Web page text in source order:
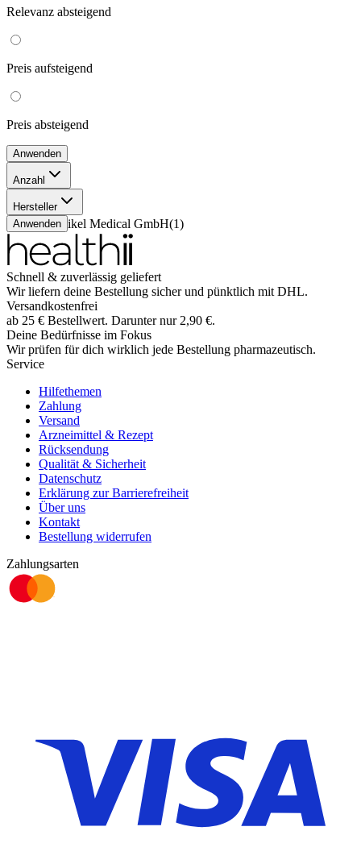
Relevanz absteigend
Preis aufsteigend
Preis absteigend
Anwenden
Anzahl
( 1)
Hersteller
1001 Artikel Medical GmbH(1)
Anwenden
Schnell & zuverlässig geliefert
Wir liefern deine Bestellung sicher und pünktlich mit DHL.
Versandkostenfrei
ab 25 € Bestellwert. Darunter nur 2,90 €.
Deine Bedürfnisse im Fokus
Wir prüfen für dich wirklich jede Bestellung pharmazeutisch.
Service
Hilfethemen
Zahlung
Versand
Arzneimittel & Rezept
Rücksendung
Qualität & Sicherheit
Datenschutz
Erklärung zur Barrierefreiheit
Über uns
Kontakt
Bestellung widerrufen
Zahlungsarten